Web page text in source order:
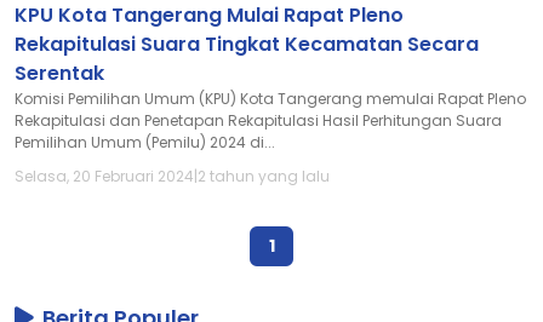
KPU Kota Tangerang Mulai Rapat Pleno
Rekapitulasi Suara Tingkat Kecamatan Secara
Serentak
Komisi Pemilihan Umum (KPU) Kota Tangerang memulai Rapat Pleno
Rekapitulasi dan Penetapan Rekapitulasi Hasil Perhitungan Suara
Pemilihan Umum (Pemilu) 2024 di...
Selasa, 20 Februari 2024|2 tahun yang lalu
1